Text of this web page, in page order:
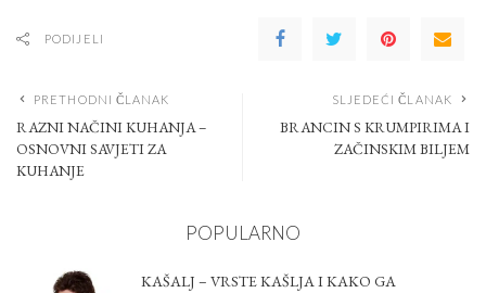
PODIJELI
PRETHODNI ČLANAK
RAZNI NAČINI KUHANJA –
OSNOVNI SAVJETI ZA
KUHANJE
SLJEDEĆI ČLANAK
BRANCIN S KRUMPIRIMA I
ZAČINSKIM BILJEM
POPULARNO
KAŠALJ – VRSTE KAŠLJA I KAKO GA